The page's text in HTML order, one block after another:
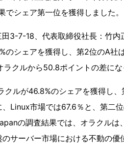
でシェア第一位を獲得しました。
3-7-18、代表取締役社長：竹
のシェアを獲得し、第2位のA社
クルから50.8ポイントの差にな
クルが46.8%のシェアを獲得し
Linux市場では67.6％と、第二
の調査結果では、オラクル
サーバー市場における不動の優